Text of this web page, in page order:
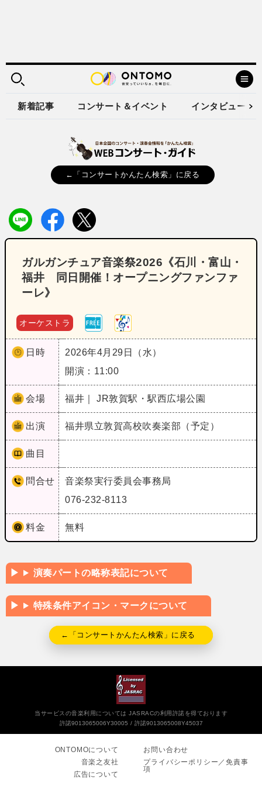
新着記事 コンサート＆イベント インタビュー
←「コンサートかんたん検索」に戻る
ガルガンチュア音楽祭2026《石川・富山・
福井 同日開催！オープニングファンファ
ーレ》
オーケストラ
日時
2026年4月29日（水）
開演：11:00
会場 福井｜ JR敦賀駅・駅西広場公園
出演 福井県立敦賀高校吹奏楽部（予定）
曲目
問合せ
音楽祭実行委員会事務局
076-232-8113
料金 無料
演奏パートの略称表記について
特殊条件アイコン・マークについて
←「コンサートかんたん検索」に戻る
当サービスの音楽利用については JASRACの利用許諾を得ております
許諾9013065006Y30005
許諾9013065008Y45037
ONTOMOについて
音楽之友社
広告について
お問い合わせ
プライバシーポリシー／免責事
項